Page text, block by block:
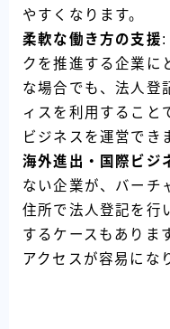
やすくなります。
柔軟な働き方の支援:
クを推進する企業に
な場合でも、法人登
ィスを利用すること
ビジネスを運営でき
海外進出・国際ビジ
ない企業が、バーチ
住所で法人登記を行
するケースもありま
アクセスが容易にな